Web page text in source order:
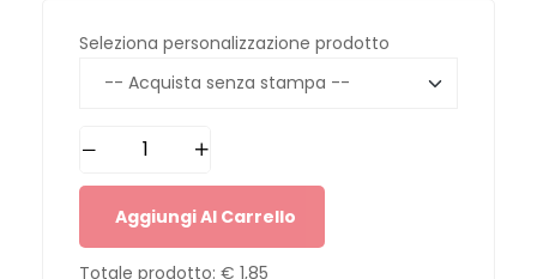
Seleziona personalizzazione prodotto
Aggiungi Al Carrello
Totale prodotto: € 1,85